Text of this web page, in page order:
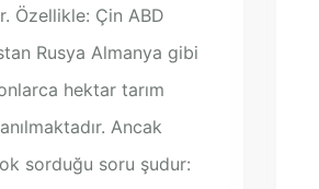
Özellikle: Çin ABD
Rusya Almanya gibi
hektar tarım
Ancak
sorduğu soru şudur: